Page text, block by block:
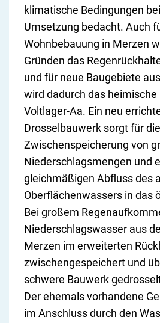
klimatische Bedingungen
Umsetzung bedacht. Auch
Wohnbebauung in Merzen
Gründen das
und für neue Baugebiete
wird dadurch das heimische
Voltlager-Aa. Ein neu
Drosselbauwerk sorgt für
Zwischenspeicherung von
Niederschlagsmengen und
gleichmäßigen Abfluss des
Oberflächenwassers in das
Bei großem
Niederschlagswasser aus
Merzen im erweiterten
zwischengespeichert und
schwere Bauwerk
Der ehemals vorhandene
im Anschluss durch den